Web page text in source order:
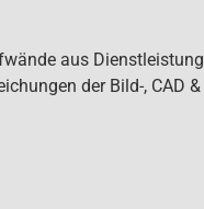
aus
der Bild-,